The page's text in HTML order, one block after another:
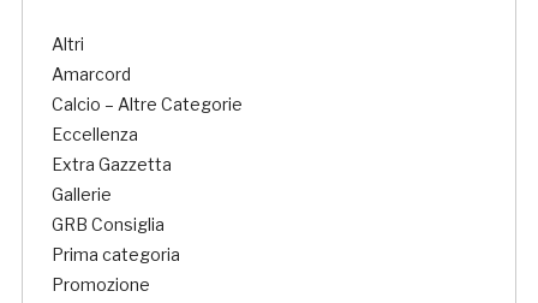
Altri
Amarcord
Calcio – Altre Categorie
Eccellenza
Extra Gazzetta
Gallerie
GRB Consiglia
Prima categoria
Promozione